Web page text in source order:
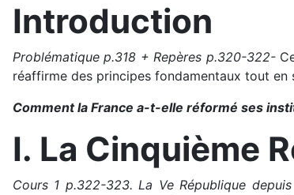
Introduction
Problématique p.318 + Repères p.320-322-
réaffirme des principes fondamentaux tout en
Comment la France a-t-elle réformé ses
I. La Cinquième
Cours 1 p.322-323. La Ve République